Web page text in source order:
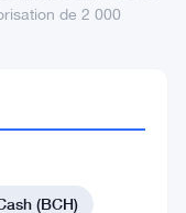
de 2 000
(BCH)